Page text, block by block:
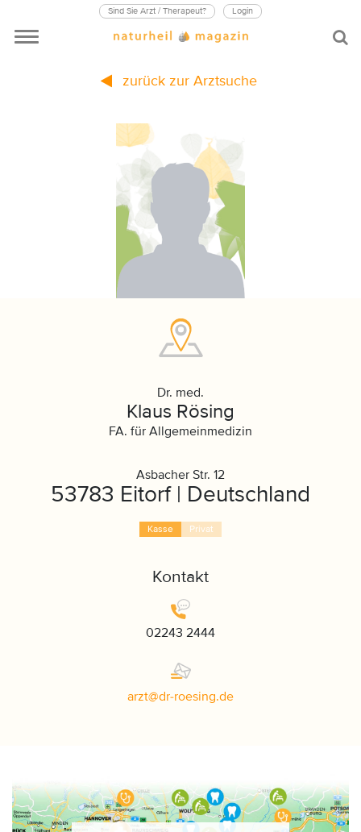
Sind Sie Arzt / Therapeut? Login
zurück zur Arztsuche
Dr. med.
Klaus Rösing
FA. für Allgemeinmedizin
Asbacher Str. 12
53783 Eitorf | Deutschland
Kasse Privat
Kontakt
02243 2444
arzt@dr-roesing.de